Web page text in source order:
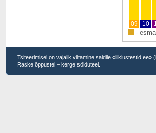
09 10
-
Tsiteerimisel on vajalik viitamine saidile
Raske õppustel – kerge sõiduteel.